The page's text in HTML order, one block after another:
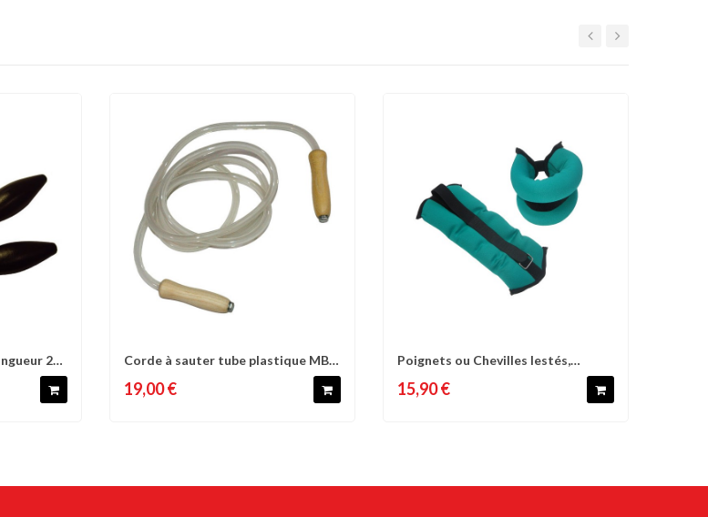
d'envies
240
Comparer Liste d'envies
Corde à sauter tube plastique MB,
19,00 €
Comparer Liste d'envies
Poignets ou Chevilles lestés,
15,90 €